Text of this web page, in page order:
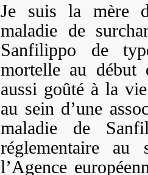
Je suis la mère
maladie de
Sanfilippo de
mortelle au début
aussi goûté à la
au sein d’une
maladie de
réglementaire
l’Agence